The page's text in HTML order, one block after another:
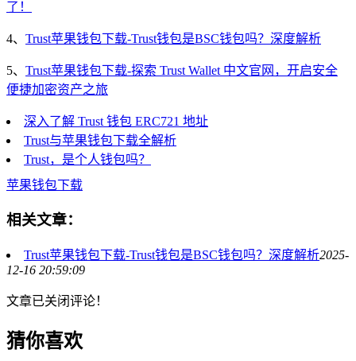
了！
4、 Trust苹果钱包下载-Trust钱包是BSC钱包吗？深度解析
5、 Trust苹果钱包下载-探索 Trust Wallet 中文官网，开启安全
便捷加密资产之旅
深入了解 Trust 钱包 ERC721 地址
Trust与苹果钱包下载全解析
Trust，是个人钱包吗？
苹果钱包下载
相关文章：
Trust苹果钱包下载-Trust钱包是BSC钱包吗？深度解析2025-
12-16 20:59:09
文章已关闭评论！
猜你喜欢